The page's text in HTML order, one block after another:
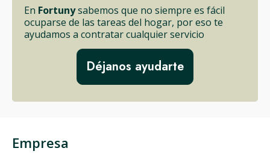
En Fortunysabemos que no siempre es fácil
ocuparse de las tareas del hogar, por eso te
ayudamos a contratar cualquier servicio
Déjanos ayudarte
Empresa